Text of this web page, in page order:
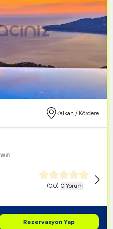
Kalkan / Kördere
Wifi
(0.0) 0 Yorum
Rezervasyon Yap